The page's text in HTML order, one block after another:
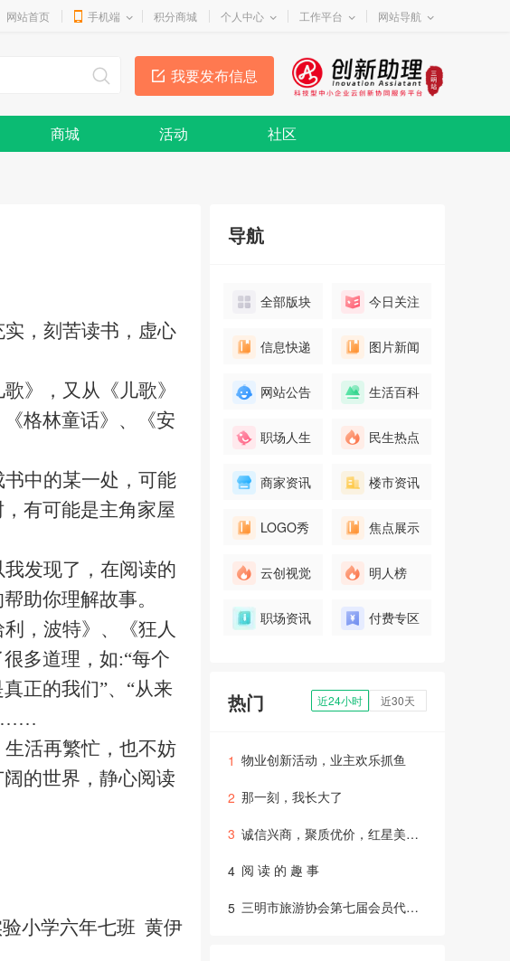
网站首页 手机端 积分商城 个人中心 工作平台 网站导航
我要发布信息
商城 活动 社区
，刻苦读书，虚心
》，又从《儿歌》
格林童话》、《安
中的某一处 ， 可能
有可能是主角家屋
发现了，在阅读的
助你理解故事。
，波特》、《狂人
多道理 ，如:“每个
正的我们”、“从来
生活再繁忙，也不妨
的世界 ， 静心阅读
小学六年七班 黄伊
导航
全部版块 今日关注
信息快递 图片新闻
网站公告 生活百科
职场人生 民生热点
商家资讯 楼市资讯
LOGO秀 焦点展示
云创视觉 明人榜
职场资讯 付费专区
热门 近24小时 近30天
1 物业创新活动，业主欢乐抓鱼
2 那一刻，我长大了
3 诚信兴商，聚质优价，红星美凯龙出台商户经营提振六大政策
4 阅 读 的 趣 事
5 三明市旅游协会第七届会员代表大会第四次会议圆满落幕